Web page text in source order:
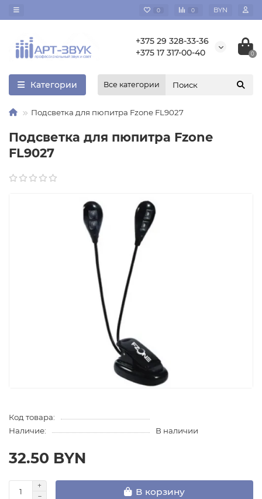
0 0 BYN
+375 29 328-33-36
+375 17 317-00-40
0
Категории Все категории
Подсветка для пюпитра Fzone FL9027
Подсветка для пюпитра Fzone
FL9027
Код товара:
Наличие:
В наличии
32.50 BYN
В корзину